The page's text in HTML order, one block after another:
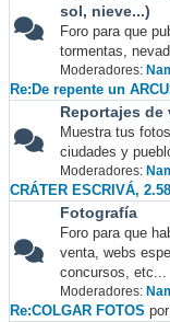
sol, nieve...)
Foro para que
tormentas,
Moderadores:
Re:De repente un
Reportajes de
Muestra tus
ciudades y
Moderadores:
CRÁTER ESCRIVÁ,
Fotografía
Foro para que
venta, webs
concursos, etc...
Moderadores:
Re:COLGAR FOTOS por